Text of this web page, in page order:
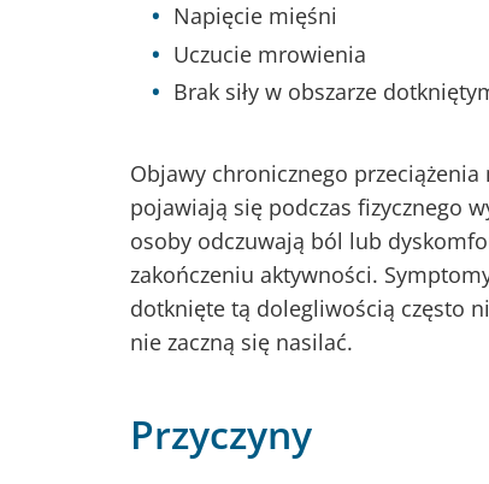
Napięcie mięśni
Uczucie mrowienia
Brak siły w obszarze
Objawy chronicznego
pojawiają się podczas fizycznego
osoby odczuwają ból lub
zakończeniu aktywności.
dotknięte tą dolegliwością często
nie zaczną się nasilać.
Przyczyny